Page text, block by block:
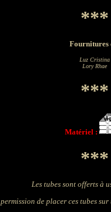
***
Fournitures
Luz Cristina
Lory Rhae
***
Matériel :
***
Les tubes sont offerts à
de placer ces tubes